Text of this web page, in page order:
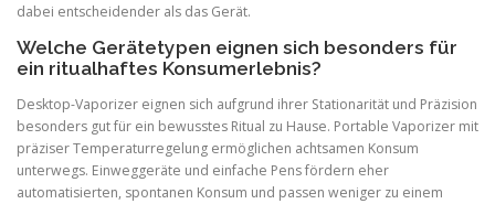
dabei entscheidender als das Gerät.
Welche Gerätetypen eignen sich besonders für
ein ritualhaftes Konsumerlebnis?
Desktop-Vaporizer eignen sich aufgrund ihrer Stationarität und Präzision
besonders gut für ein bewusstes Ritual zu Hause. Portable Vaporizer mit
präziser Temperaturregelung ermöglichen achtsamen Konsum
unterwegs. Einweggeräte und einfache Pens fördern eher
automatisierten, spontanen Konsum und passen weniger zu einem